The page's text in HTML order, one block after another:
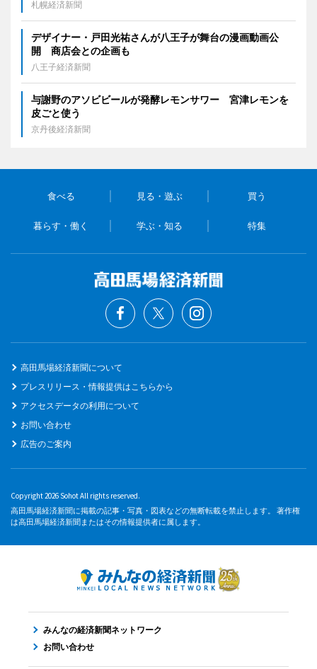
札幌経済新聞
デザイナー・戸田光祐さんが八王子が舞台の漫画動画公
開 商店会との企画も
八王子経済新聞
与謝野のアソビビールが発酵レモンサワー 宮津レモンを
皮ごと使う
京丹後経済新聞
食べる 見る・遊ぶ 買う
暮らす・働く 学ぶ・知る 特集
高田馬場経済新聞について
プレスリリース・情報提供はこちらから
アクセスデータの利用について
お問い合わせ
広告のご案内
Copyright 2026 Sohot All rights reserved.
高田馬場経済新聞に掲載の記事・写真・図表などの無断転載を禁止します。 著作権
は高田馬場経済新聞またはその情報提供者に属します。
みんなの経済新聞ネットワーク
お問い合わせ